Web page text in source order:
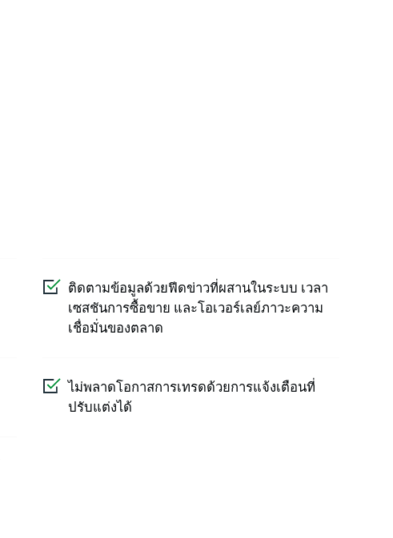
ติดตามข้อมูลด้วยฟีดข่าวที่ผสานในระบบ เวลา
เซสชันการซื้อขาย และโอเวอร์เลย์ภาวะความ
เชื่อมั่นของตลาด
ไม่พลาดโอกาสการเทรดด้วยการแจ้งเตือนที่
ปรับแต่งได้